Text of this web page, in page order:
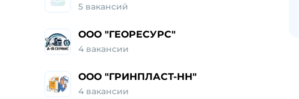
5 вакансий
ООО "ГЕОРЕСУРС"
4 вакансии
ООО "ГРИНПЛАСТ-НН"
4 вакансии